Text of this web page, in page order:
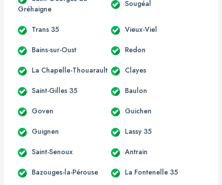
Gréhaigne
Sougéal
Trans 35 Vieux-Viel
Bains-sur-Oust Redon
La Chapelle-Thouarault Clayes
Saint-Gilles 35 Baulon
Goven Guichen
Guignen Lassy 35
Saint-Senoux Antrain
Bazouges-la-Pérouse La Fontenelle 35